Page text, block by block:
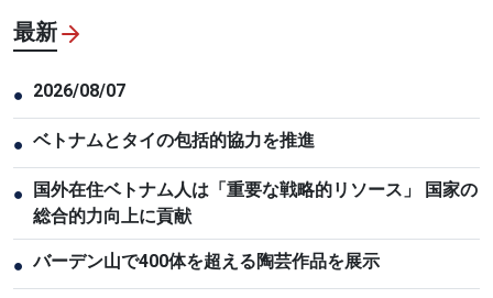
最新
● 2026/08/07
● ベトナムとタイの包括的協力を推進
●
国外在住ベトナム人は「重要な戦略的リソース」 国家の
総合的力向上に貢献
● バーデン山で400体を超える陶芸作品を展示